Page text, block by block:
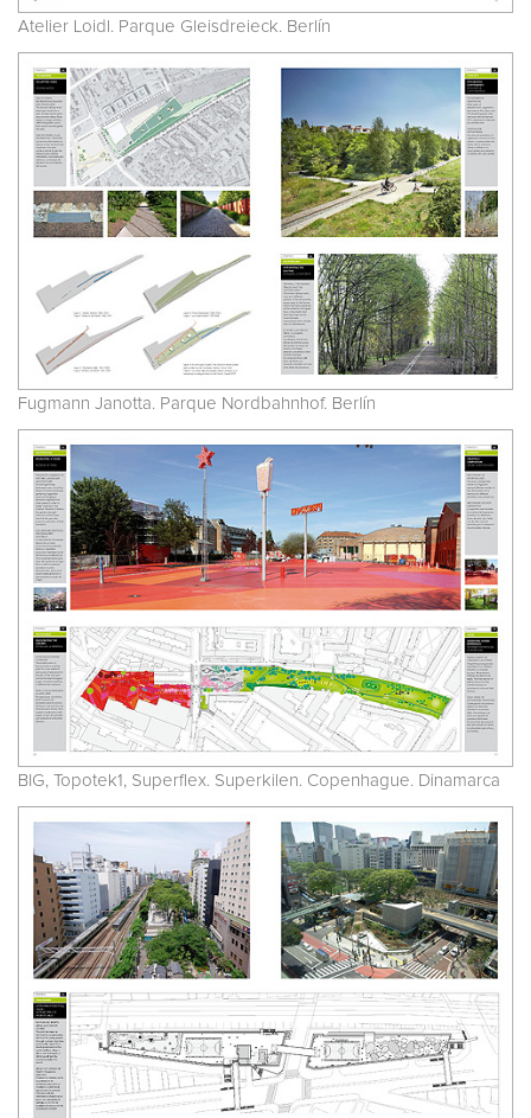
Atelier Loidl. Parque Gleisdreieck. Berlín
Fugmann Janotta. Parque Nordbahnhof. Berlín
BIG, Topotek1, Superflex. Superkilen. Copenhague. Dinamarca